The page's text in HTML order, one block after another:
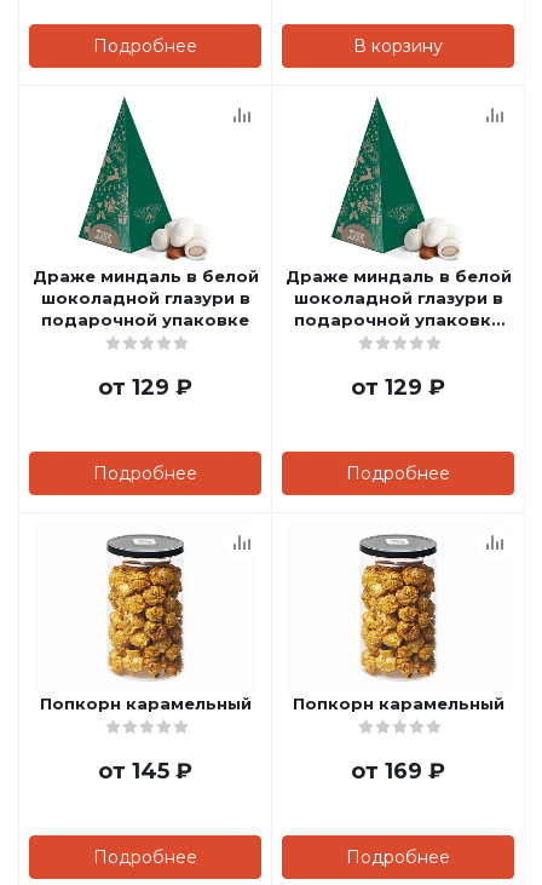
Подробнее В корзину
Драже миндаль в белой
шоколадной глазури в
подарочной упаковке
от 129 ₽
Подробнее
Драже миндаль в белой
шоколадной глазури в
подарочной упаковке
(Р)
от 129 ₽
Подробнее
Попкорн карамельный
от 145 ₽
Подробнее
Попкорн карамельный
от 169 ₽
Подробнее